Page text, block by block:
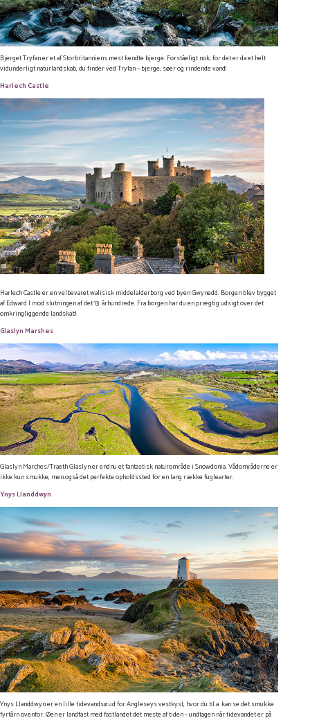
Bjerget Tryfan er et af Storbritanniens mest kendte bjerge. Forståeligt nok, for det er da et helt
vidunderligt naturlandskab, du finder ved Tryfan – bjerge, søer og rindende vand!
Harlech Castle
Harlech Castle er en velbevaret walisisk middelalderborg ved byen Gwynedd. Borgen blev bygget
af Edward I mod slutningen af det 13. århundrede. Fra borgen har du en prægtig udsigt over det
omkringliggende landskab!
Glaslyn Marshes
Glaslyn Marches/Traeth Glaslyn er endnu et fantastisk naturområde i Snowdonia. Vådområderne er
ikke kun smukke, men også det perfekte opholdssted for en lang række fuglearter.
Ynys Llanddwyn
Ynys Llanddwyn er en lille tidevandsø ud for Angleseys vestkyst, hvor du bl.a. kan se det smukke
fyrtårn ovenfor. Øen er landfast med fastlandet det meste af tiden – undtagen når tidevandet er på